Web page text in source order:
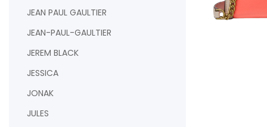
JEAN PAUL GAULTIER
JEAN-PAUL-GAULTIER
JEREM BLACK
JESSICA
JONAK
JULES